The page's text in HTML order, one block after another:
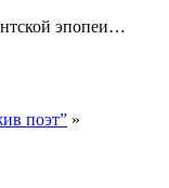
эпопеи…
поэт” »